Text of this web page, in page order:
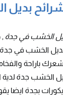
بديل
الخشب في جدة
بديل الخشب في
باراحة
الخشب جدة لدية
بجدة ايضا